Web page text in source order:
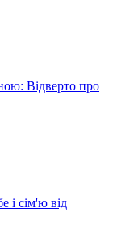
Відверто про
і сім'ю від